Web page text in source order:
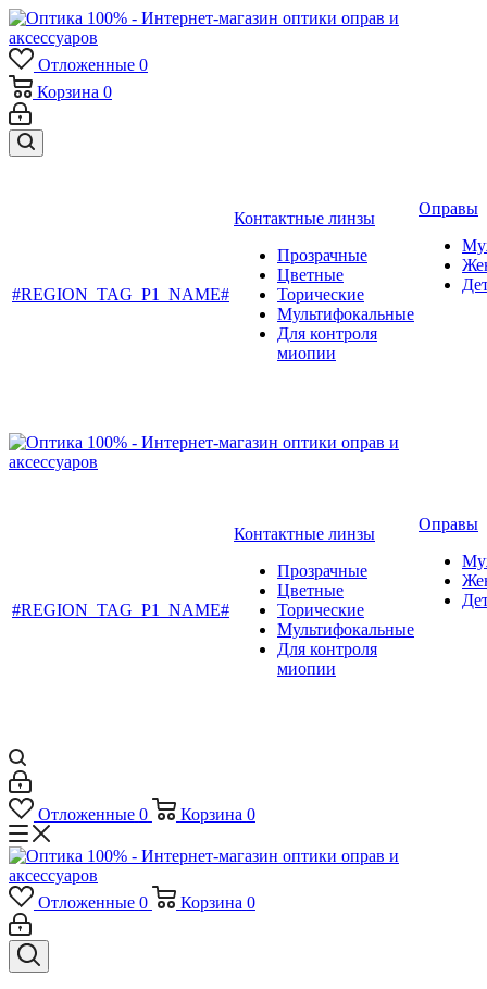
Отложенные 0
Корзина 0
#REGION_TAG_P1_NAME#
Контактные линзы
Прозрачные
Цветные
Торические
Мультифокальные
Для контроля
миопии
Оправы
#REGION_TAG_P1_NAME#
Контактные линзы
Прозрачные
Цветные
Торические
Мультифокальные
Для контроля
миопии
Оправы
Отложенные 0 Корзина 0
Отложенные 0 Корзина 0